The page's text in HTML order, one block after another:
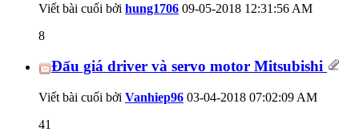
Viết bài cuối bởi hung1706 09-05-2018 12:31:56 AM
8
Đấu giá driver và servo motor Mitsubishi
Viết bài cuối bởi Vanhiep96 03-04-2018 07:02:09 AM
41